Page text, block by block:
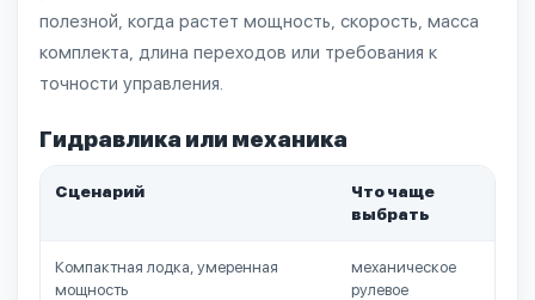
полезной, когда растет мощность, скорость, масса
комплекта, длина переходов или требования к
точности управления.
Гидравлика или механика
Сценарий
Что чаще
выбрать
Компактная лодка, умеренная
мощность
механическое
рулевое